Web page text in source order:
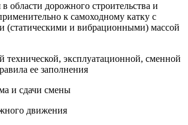
области дорожного строительства и
к самоходному катку с
(статическими и вибрационными) массой
технической, эксплуатационной, сменной
ее заполнения
и сдачи смены
движения